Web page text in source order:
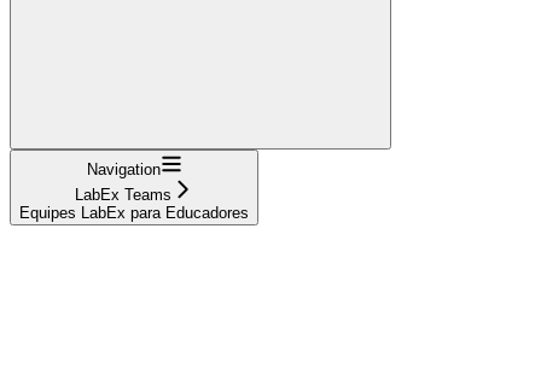
Navigation
LabEx Teams
Equipes LabEx para Educadores